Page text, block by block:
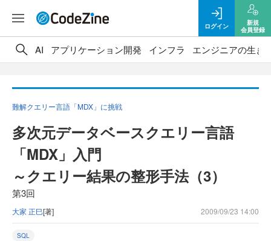
ログイン
新規
会員登録
AI アプリケーション開発 インフラ エンジニアの生き
難解クエリー言語「MDX」に挑戦
多次元データベースクエリー言語
「MDX」入門
～クエリー結果の整形手法（3）
第3回
大家 正巳[著] 2009/09/23 14:00
SQL